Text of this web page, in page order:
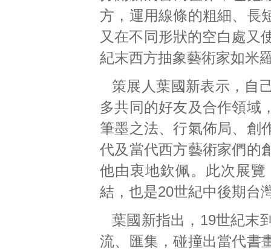
方，運用線條的粗細、長
又在不同形狀的空白處又
紀末西方抽象藝術家如米
策展人葉國新表示，自
多共同的好友及合作領域
筆墨之法、行氣佈局、創
代及當代西方藝術家們的
他由衷地欽佩。此次展
結，也是20世紀中後期台
葉國新指出，19世紀末
流、匯集，碰撞出當代書